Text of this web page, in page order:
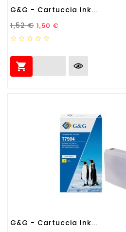
G&G - Cartuccia Ink...
Prezzo Standard
1,52 € Prezzo
1,50 €

G&G - Cartuccia Ink...